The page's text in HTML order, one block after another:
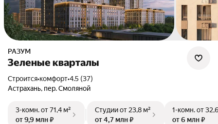
РАЗУМ
Зеленые кварталы
Строится•комфорт•4.5 (37)
Астрахань, пер. Смоляной
3-комн.от 71,4 м²
от 9,9 млн ₽
Студииот 23,8 м²
от 4,7 млн ₽
1-комн.от
от 6 млн ₽